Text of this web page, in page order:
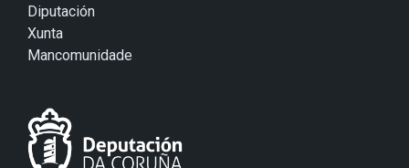
Diputación
Xunta
Mancomunidade